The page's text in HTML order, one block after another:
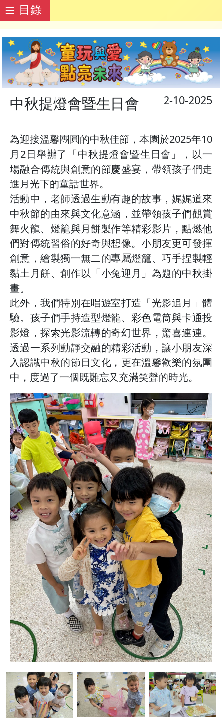
目錄
2-10-2025
中秋提燈會暨生日會
為迎接溫馨團圓的中秋佳節，本園於2025年10
月2日舉辦了「中秋提燈會暨生日會」，以一
場融合傳統與創意的節慶盛宴，帶領孩子們走
進月光下的童話世界。
活動中，老師透過生動有趣的故事，娓娓道來
中秋節的由來與文化意涵，並帶領孩子們觀賞
舞火龍、燈籠與月餅製作等精彩影片，點燃他
們對傳統習俗的好奇與想像。小朋友更可發揮
創意，繪製獨一無二的專屬燈籠、巧手捏製輕
黏土月餅、創作以「小兔迎月」為題的中秋掛
畫。
此外，我們特別在唱遊室打造「光影追月」體
驗。孩子們手持造型燈籠、彩色電筒與卡通投
影燈，探索光影流轉的奇幻世界，驚喜連連。
透過一系列動靜交融的精彩活動，讓小朋友深
入認識中秋的節日文化，更在溫馨歡樂的氛圍
中，度過了一個既難忘又充滿笑聲的時光。